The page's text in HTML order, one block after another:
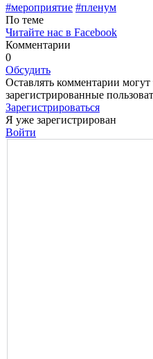
#мероприятие #пленум
По теме
Читайте нас в Facebook
Комментарии
0
Обсудить
Оставлять комментарии могут
зарегистрированные
Зарегистрироваться
Я уже зарегистрирован
Войти